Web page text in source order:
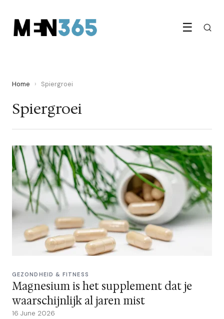
☰
Home › Spiergroei
Spiergroei
GEZONDHEID & FITNESS
Magnesium is het supplement dat je
waarschijnlijk al jaren mist
16 June 2026